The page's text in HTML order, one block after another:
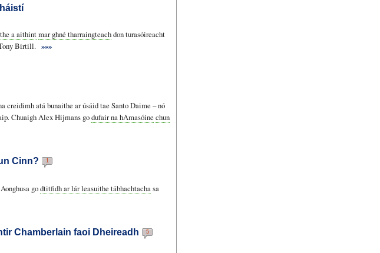
a aithintmar ghné tharraingteachdon turasóireacht
Birtill. »»»
creidimh atá bunaithe ar úsáid tae Santo Daime – nó
Chuaigh Alex Hijmans godufair na hAmasóine chun
Cinn? 1
godtitfidh ar lár leasuithe tábhachtachasa
Chamberlain faoi Dheireadh 5